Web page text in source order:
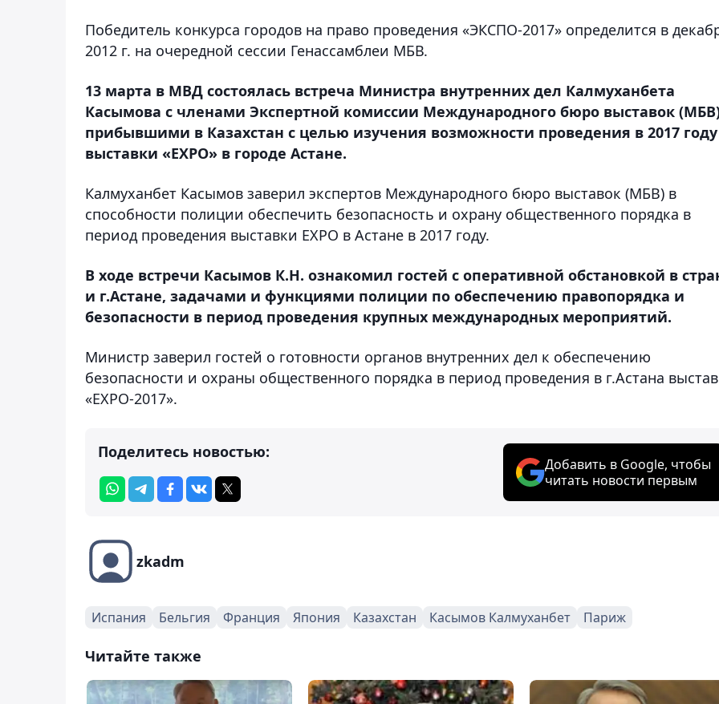
Победитель конкурса городов на право проведения «ЭКСПО-2017» определится в
2012 г. на очередной сессии Генассамблеи МБВ.
13 марта в МВД состоялась встреча Министра внутренних дел Калмуханбета
Касымова с членами Экспертной комиссии Международного бюро выставок
прибывшими в Казахстан с целью изучения возможности проведения в 2017 году
выставки «ЕХРО» в городе Астане.
Калмуханбет Касымов заверил экспертов Международного бюро выставок (МБВ) в
способности полиции обеспечить безопасность и охрану общественного порядка в
период проведения выставки ЕХРО в Астане в 2017 году.
В ходе встречи Касымов К.Н. ознакомил гостей с оперативной обстановкой в
и г.Астане, задачами и функциями полиции по обеспечению правопорядка и
безопасности в период проведения крупных международных мероприятий.
Министр заверил гостей о готовности органов внутренних дел к обеспечению
безопасности и охраны общественного порядка в период проведения в г.Астана
«ЕХРО-2017».
Поделитесь новостью:
Добавить в Google, чтобы
читать новости первым
zkadm
Испания Бельгия Франция Япония Казахстан Касымов Калмуханбет Париж
Читайте также